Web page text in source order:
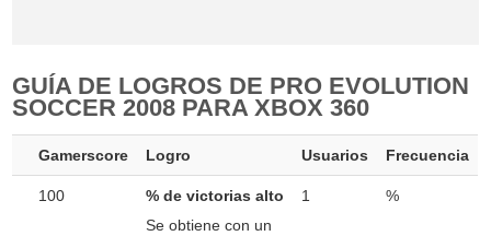
GUÍA DE LOGROS DE PRO EVOLUTION
SOCCER 2008 PARA XBOX 360
Gamerscore Logro Usuarios Frecuencia
100
% de victorias alto
Se obtiene con un
1 %